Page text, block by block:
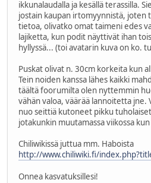
ikkunalaudalla ja kesällä terassilla.
jostain kaupan irtomyynnistä, joten
tietoa, olivatko omat taimeni edes
lajiketta, kun podit näyttivät ihan
hyllyssä... (toi avatarin kuva on ko.
Puskat olivat n. 30cm korkeita kun
Tein noiden kanssa lähes kaikki
täältä foorumilta olen nyttemmin
vähän valoa, väärää lannoitetta jne.
nuo seittiä kutoneet pikku
jotakunkin muutamassa viikossa
Chiliwikissä juttua mm. Haboista
http://www.chiliwiki.fi/
Onnea kasvatuksillesi!